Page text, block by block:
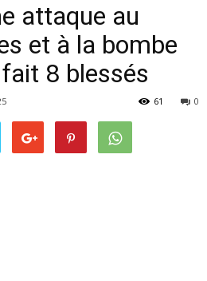
attaque au
et à la bombe
8 blessés
0
61